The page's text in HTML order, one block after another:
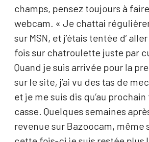
champs, pensez toujours à
webcam. « Je chattai
sur MSN, et j’étais tentée d’
fois sur chatroulette juste par
Quand je suis arrivée pour la
sur le site, j’ai vu des tas de
et je me suis dis qu’au
casse. Quelques semaines
revenue sur Bazoocam, même